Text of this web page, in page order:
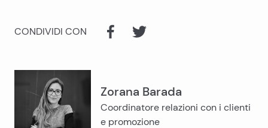
CONDIVIDI CON
Zorana Barada
Coordinatore relazioni con i clienti
e promozione